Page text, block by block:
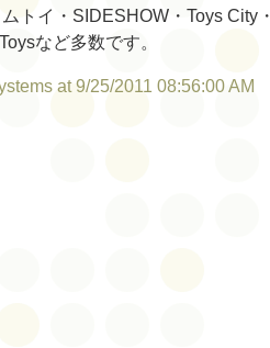
トイ・SIDESHOW・Toys City・
など多数です。
at 9/25/2011 08:56:00 AM